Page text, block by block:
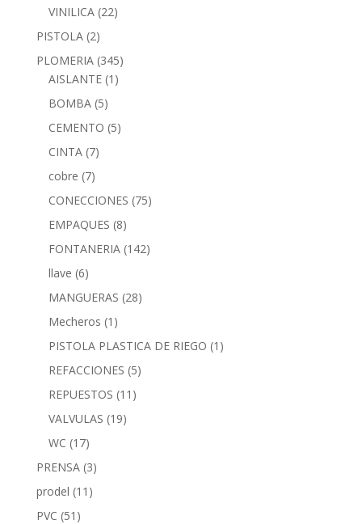
VINILICA (22)
PISTOLA (2)
PLOMERIA (345)
AISLANTE (1)
BOMBA (5)
CEMENTO (5)
CINTA (7)
cobre (7)
CONECCIONES (75)
EMPAQUES (8)
FONTANERIA (142)
llave (6)
MANGUERAS (28)
Mecheros (1)
PISTOLA PLASTICA DE RIEGO (1)
REFACCIONES (5)
REPUESTOS (11)
VALVULAS (19)
WC (17)
PRENSA (3)
prodel (11)
PVC (51)